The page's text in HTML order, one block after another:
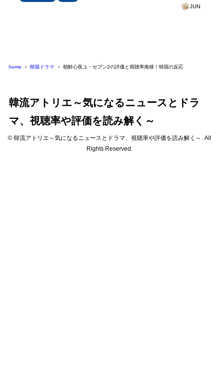
JUN
home 韓国ドラマ 朝鮮心医ユ・セプン2の評価と視聴率推移！韓国の反応
韓流アトリエ～気になるニュースとドラ
マ、視聴率や評価を読み解く～
© 韓流アトリエ～気になるニュースとドラマ、視聴率や評価を読み解く～. All
Rights Reserved.